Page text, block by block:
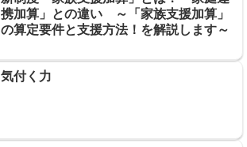
携加算」との違い ～「家族支援加算」
の算定要件と支援方法！を解説します～
気付く力